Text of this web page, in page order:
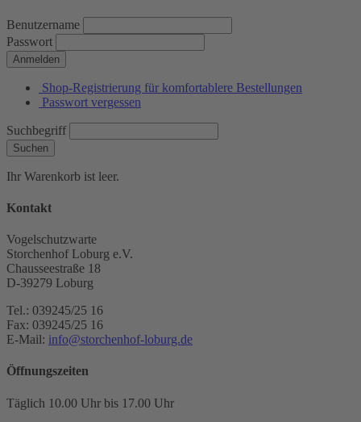
Benutzername
Passwort
Anmelden
Shop-Registrierung für komfortablere Bestellungen
Passwort vergessen
Suchbegriff
Suchen
Ihr Warenkorb ist leer.
Kontakt
Vogelschutzwarte
Storchenhof Loburg e.V.
Chausseestraße 18
D-39279 Loburg
Tel.: 039245/25 16
Fax: 039245/25 16
E-Mail: info@storchenhof-loburg.de
Öffnungszeiten
Täglich 10.00 Uhr bis 17.00 Uhr